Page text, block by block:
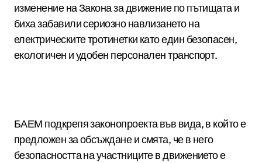
изменение на Закона за движение по пътищата и
биха забавили сериозно навлизането на
електрическите тротинетки като един безопасен,
екологичен и удобен персонален транспорт.
БАЕМ подкрепя законопроекта във вида, в който е
предложен за обсъждане и смята, че в него
безопасността на участниците в движението е